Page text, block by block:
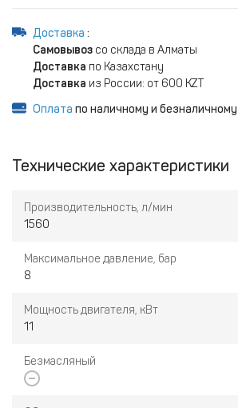
Доставка :
Самовывоз со склада в Алматы
Доставка по Казахстану
Доставка из России: от 600 KZT
Оплата по наличному и
Технические характеристики
Производительность, л/мин
1560
Максимальное давление, бар
8
Мощность двигателя, кВт
11
Безмасляный